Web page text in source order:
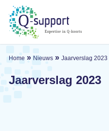
Skip
main
content
Home » Nieuws» Jaarverslag 2023
Jaarverslag 2023